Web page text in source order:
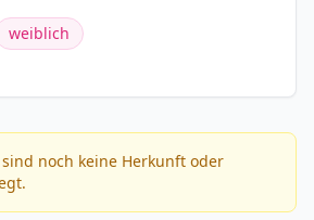
weiblich
noch keine Herkunft oder